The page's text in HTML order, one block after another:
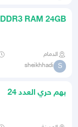
DDR3 RAM 24GB
الدمام
S
sheikhhadi
بهم حري العدد 24